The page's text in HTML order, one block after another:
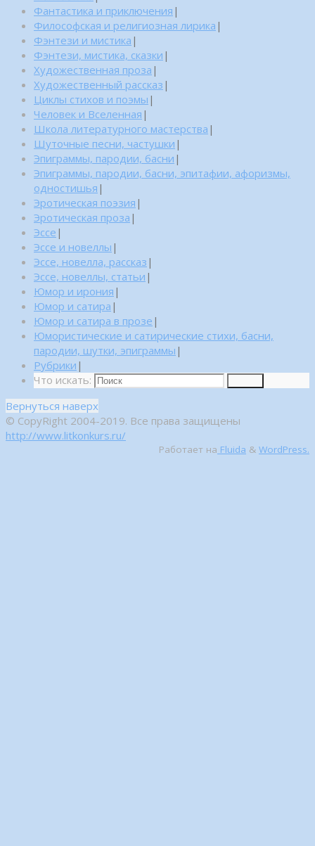
Фантастика и приключения |
Философская и религиозная лирика |
Фэнтези и мистика |
Фэнтези, мистика, сказки |
Художественная проза |
Художественный рассказ |
Циклы стихов и поэмы |
Человек и Вселенная |
Школа литературного мастерства |
Шуточные песни, частушки |
Эпиграммы, пародии, басни |
Эпиграммы, пародии, басни, эпитафии, афоризмы,
одностишья |
Эротическая поэзия |
Эротическая проза |
Эссе |
Эссе и новеллы |
Эссе, новелла, рассказ |
Эссе, новеллы, статьи |
Юмор и ирония |
Юмор и сатира |
Юмор и сатира в прозе |
Юмористические и сатирические стихи, басни,
пародии, шутки, эпиграммы |
Рубрики |
Что искать:
Вернуться наверх
© CopyRight 2004-2019. Все права защищены
http://www.litkonkurs.ru/
Работает на Fluida & WordPress.